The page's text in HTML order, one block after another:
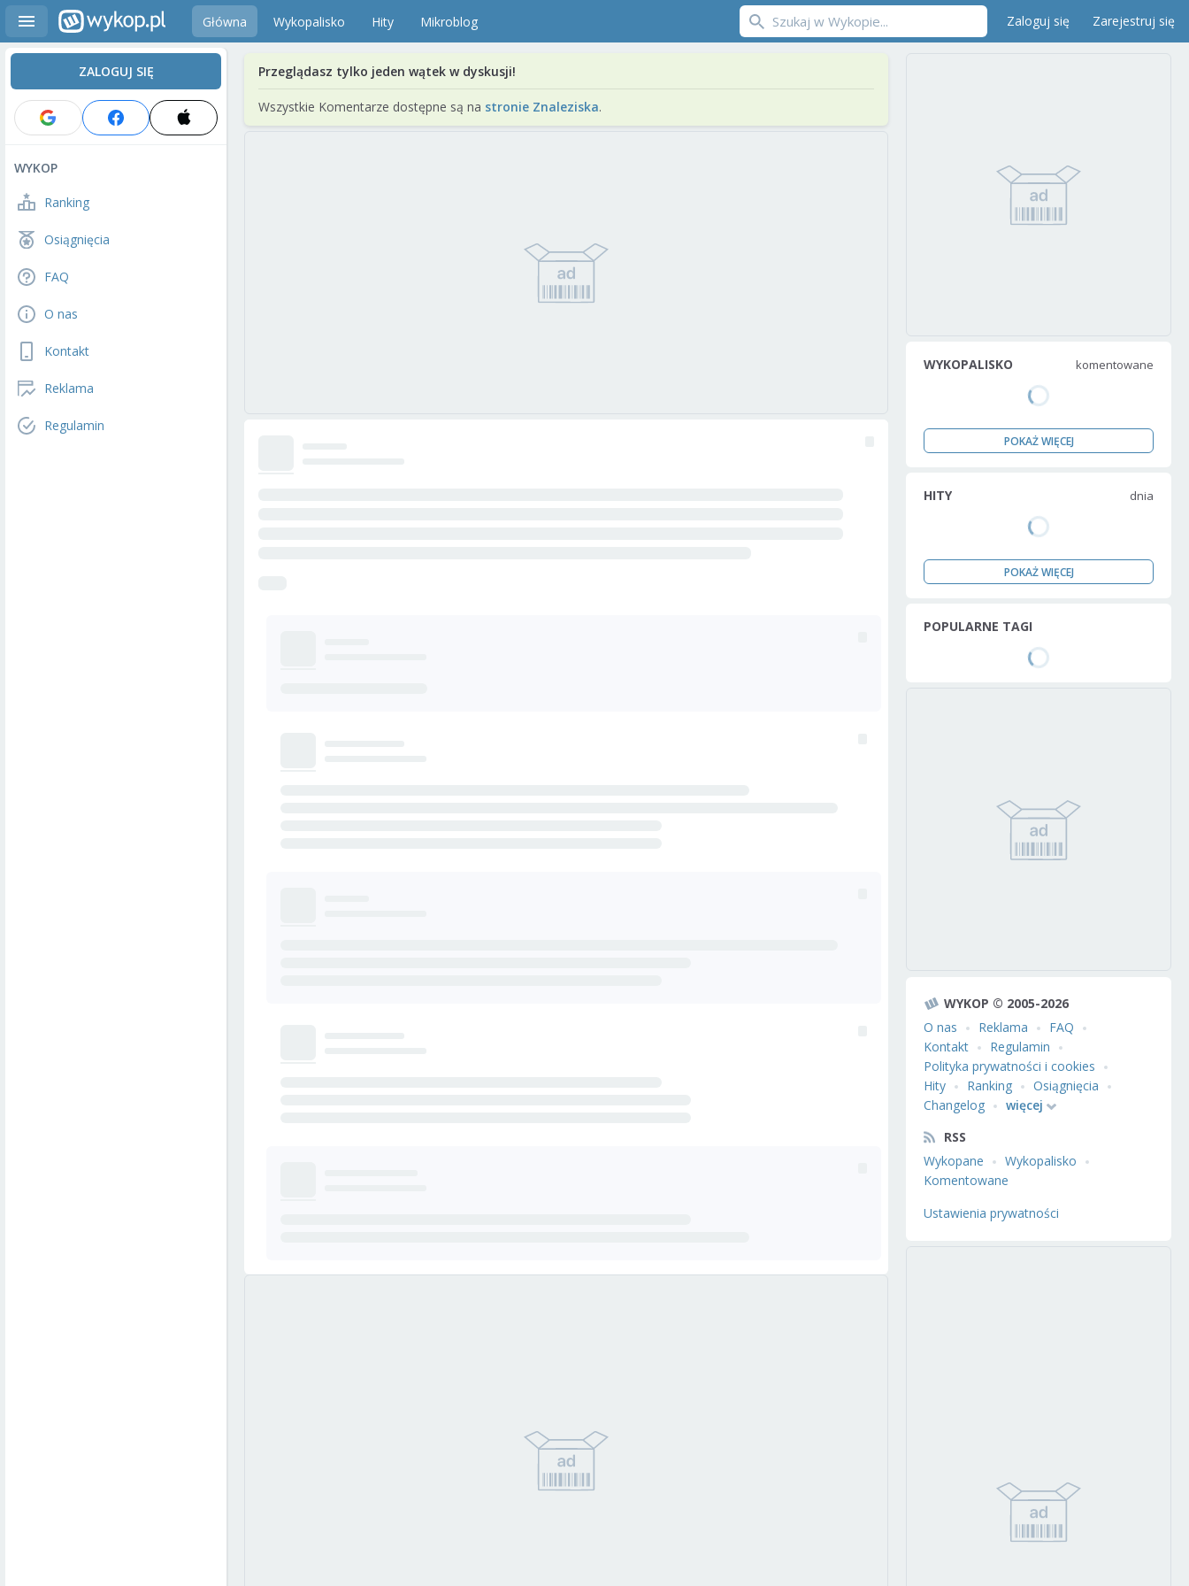
Główna Wykopalisko Hity Mikroblog Zaloguj się Zarejestruj się
ZALOGUJ SIĘ
WYKOP
Ranking
Osiągnięcia
FAQ
O nas
Kontakt
Reklama
Regulamin
Przeglądasz tylko jeden wątek w dyskusji!
Wszystkie Komentarze dostępne są na stronie Znaleziska.
WYKOPALISKO komentowane
POKAŻ WIĘCEJ
HITY dnia
POKAŻ WIĘCEJ
POPULARNE TAGI
WYKOP © 2005-2026
O nas
Reklama
FAQ
Kontakt
Regulamin
Polityka prywatności i cookies
Hity
Ranking
Osiągnięcia
Changelog
więcej
RSS
Wykopane
Wykopalisko
Komentowane
Ustawienia prywatności